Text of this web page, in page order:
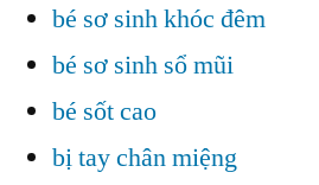
bé sơ sinh khóc đêm
bé sơ sinh sổ mũi
bé sốt cao
bị tay chân miệng